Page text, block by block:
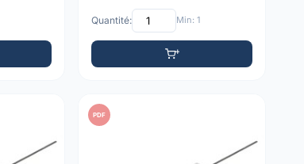
Quantité: Min: 1
PDF